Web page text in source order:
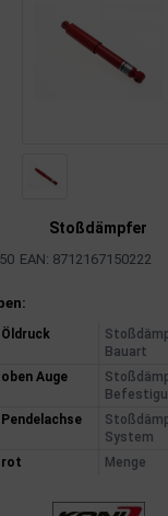
Stoßdämpfer
EAN: 8712167150222
Öldruck
Bauart
oben Auge
Pendelachse
System
rot Menge